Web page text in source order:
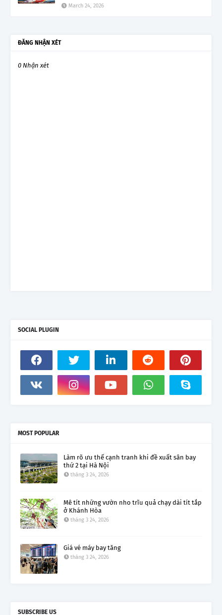
March 24, 2026
ĐĂNG NHẬN XÉT
0 Nhận xét
SOCIAL PLUGIN
MOST POPULAR
Làm rõ ưu thế cạnh tranh khi đề xuất sân bay
thứ 2 tại Hà Nội
tháng 3 24, 2026
Mê tít những vườn nho trĩu quả chạy dài tít tắp
ở Khánh Hòa
tháng 3 24, 2026
Giá vé máy bay tăng
tháng 3 24, 2026
SUBSCRIBE US